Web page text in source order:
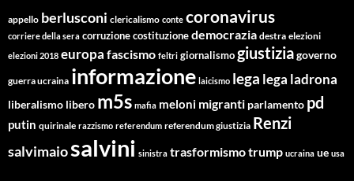
appello berlusconi clericalismo conte coronavirus
corriere della sera corruzionecostituzionedemocrazia destra elezioni
elezioni 2018 europa fascismo feltri giornalismogiustiziagoverno
guerra ucraina informazione laicismo lega lega ladrona
liberalismo libero m5s mafia meloni migranti parlamento pd
putin quirinale razzismo referendum referendum giustizia Renzi
salvimaiosalvini sinistra trasformismotrump ucraina ue usa